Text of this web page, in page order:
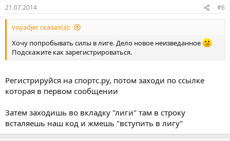
21.07.2014 #6
voyadjer сказал(а):
Хочу попробывать силы в лиге. Дело новое неизведанное
Подскажите как зарегистрироваться.
Регистрируйся на спортс.ру, потом заходи по ссылке
которая в первом сообщении
Затем заходишь во вкладку "лиги" там в строку
всталяешь наш код и жмешь "вступить в лигу"